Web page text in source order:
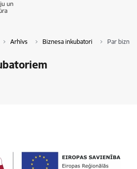
Arhīvs Biznesa inkubatori Par